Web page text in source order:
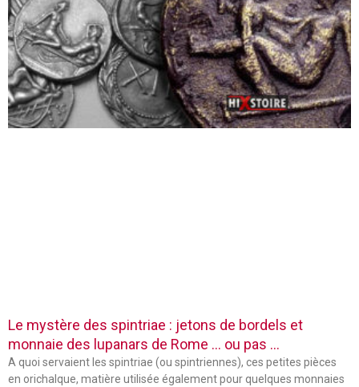
Le mystère des spintriae : jetons de bordels et
monnaie des lupanars de Rome … ou pas …
A quoi servaient les spintriae (ou spintriennes), ces petites pièces
en orichalque, matière utilisée également pour quelques monnaies